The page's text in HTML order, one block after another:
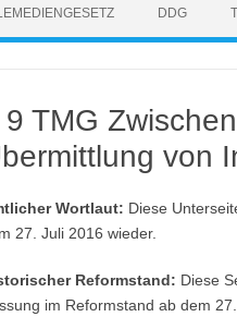
DDG
9 TMG
von
Wortlaut: Diese
27. Juli 2016 wieder.
Reformstand: Diese
im Reformstand ab dem 27.